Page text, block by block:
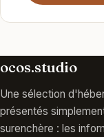
ocos.studio
Une sélection
présentés
surenchère : les